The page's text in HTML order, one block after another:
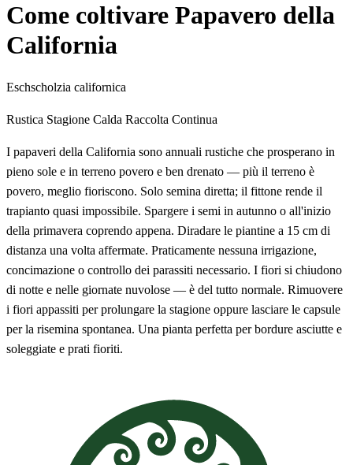
Come coltivare Papavero della
California
Eschscholzia californica
Rustica Stagione Calda Raccolta Continua
I papaveri della California sono annuali rustiche che prosperano in
pieno sole e in terreno povero e ben drenato — più il terreno è
povero, meglio fioriscono. Solo semina diretta; il fittone rende il
trapianto quasi impossibile. Spargere i semi in autunno o all'inizio
della primavera coprendo appena. Diradare le piantine a 15 cm di
distanza una volta affermate. Praticamente nessuna irrigazione,
concimazione o controllo dei parassiti necessario. I fiori si chiudono
di notte e nelle giornate nuvolose — è del tutto normale. Rimuovere
i fiori appassiti per prolungare la stagione oppure lasciare le capsule
per la risemina spontanea. Una pianta perfetta per bordure asciutte e
soleggiate e prati fioriti.